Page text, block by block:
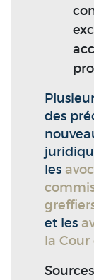
des
les
et les
la Cour